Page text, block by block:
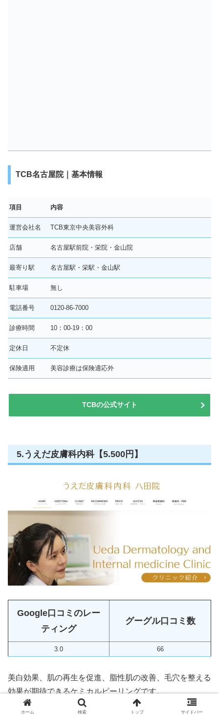
TCB名古屋院｜基本情報
項目 内容
運営会社名 TCB東京中央美容外科
店舗 名古屋駅前院・栄院・金山院
最寄り駅 名古屋駅・栄駅・金山駅
駐車場 無し
電話番号 0120-86-7000
診療時間 10：00-19：00
定休日 不定休
保険適用 美容診療は保険適応外
TCBの公式サイト
5.うえだ皮膚科内科【5.500円】
Google口コミのレー
ティング
グーグル口コミ数
3.0 66
美白効果、肌の再生を促進、脂性肌の改善、毛穴を整える
効果が期待できるケミカルピーリングです。
ホーム 検索 トップ サイドバー